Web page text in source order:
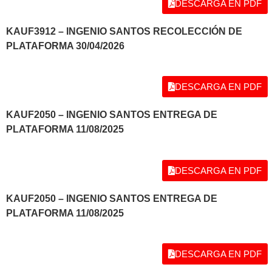
DESCARGA EN PDF
KAUF3912 – INGENIO SANTOS RECOLECCIÓN DE
PLATAFORMA 30/04/2026
DESCARGA EN PDF
KAUF2050 – INGENIO SANTOS ENTREGA DE
PLATAFORMA 11/08/2025
DESCARGA EN PDF
KAUF2050 – INGENIO SANTOS ENTREGA DE
PLATAFORMA 11/08/2025
DESCARGA EN PDF